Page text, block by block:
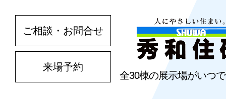
全30棟の展示場がいつ
ご相談・お問合せ
来場予約